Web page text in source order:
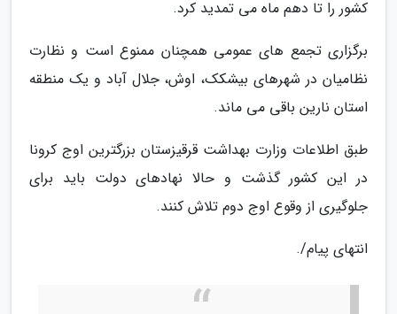
کشور را تا دهم ماه می تمدید کرد.
برگزاری تجمع های عمومی همچنان ممنوع است و نظارت
نظامیان در شهرهای بیشکک، اوش، جلال آباد و یک منطقه
استان نارین باقی می ماند.
طبق اطلاعات وزارت بهداشت قرقیزستان بزرگترین اوج کرونا
در این کشور گذشت و حالا نهادهای دولت باید برای
جلوگیری از وقوع اوج دوم تلاش کنند.
انتهای پیام/.